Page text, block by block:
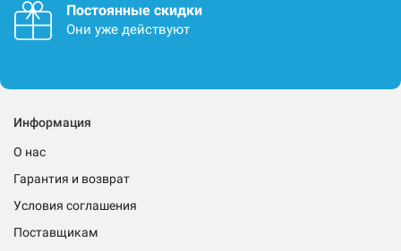
Постоянные скидки
Они уже действуют
Информация
О нас
Гарантия и возврат
Условия соглашения
Поставщикам